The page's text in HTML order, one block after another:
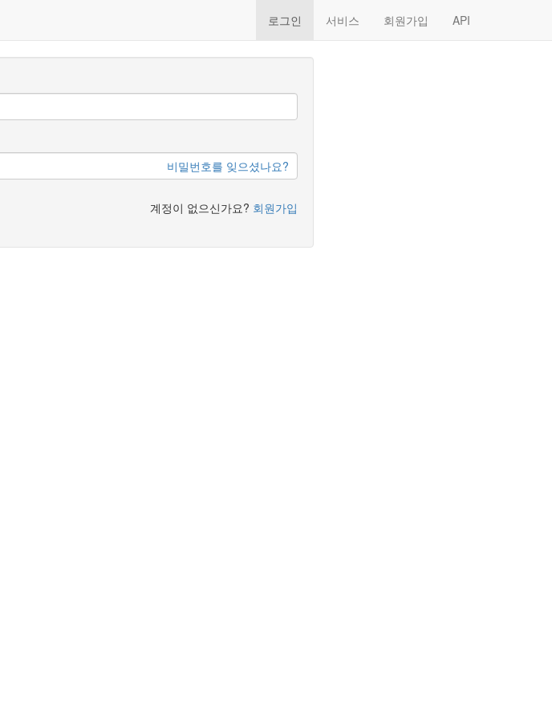
로그인 서비스 회원가입 API
비밀번호를 잊으셨나요?
계정이 없으신가요? 회원가입